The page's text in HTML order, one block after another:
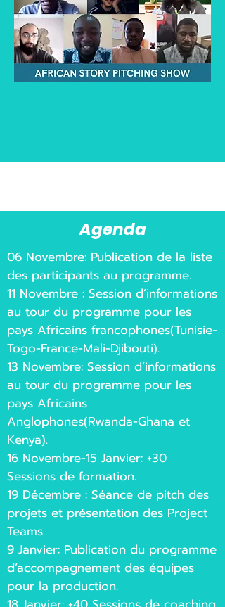
Agenda
06 Novembre: Publication de la liste
des participants au programme.
11 Novembre : Session d’informations
au tour du programme pour les
pays Africains francophones(Tunisie-
Togo-France-Mali-Djibouti).
13 Novembre: Session d’informations
au tour du programme pour les
pays Africains
Anglophones(Rwanda-Ghana et
Kenya).
16 Novembre-15 Janvier: +30
Sessions de formation.
19 Décembre : Séance de pitch des
projets et présentation des Project
Teams.
9 Janvier: Publication du programme
d’accompagnement des équipes
pour la production.